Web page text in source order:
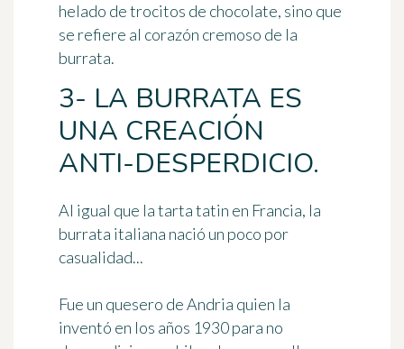
helado de trocitos de chocolate, sino que
se refiere al corazón cremoso de la
burrata.
3- LA BURRATA ES
UNA CREACIÓN
ANTI-DESPERDICIO.
Al igual que la tarta tatin en Francia, la
burrata italiana nació un poco por
casualidad...
Fue un quesero de Andria quien la
inventó en los años 1930 para no